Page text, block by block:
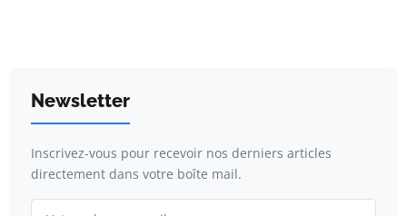
Newsletter
Inscrivez-vous pour recevoir nos derniers articles
directement dans votre boîte mail.